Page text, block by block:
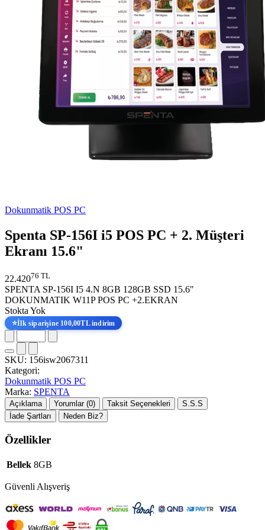
Dokunmatik POS PC
Spenta SP-156I i5 POS PC + 2. Müşteri
Ekranı 15.6"
22.42076 TL
SPENTA SP-156I I5 4.N 8GB 128GB SSD 15.6"
DOKUNMATIK W11P POS PC +2.EKRAN
Stokta Yok
⭐İlk siparişine 100,00TL indirim
SKU: 156isw2067311
Kategori:
Dokunmatik POS PC
Marka: SPENTA
Açıklama Yorumlar (0) Taksit Seçenekleri
S.S.S
İade Şartları
Neden Biz?
Özellikler
Bellek 8GB
Güvenli Alışveriş